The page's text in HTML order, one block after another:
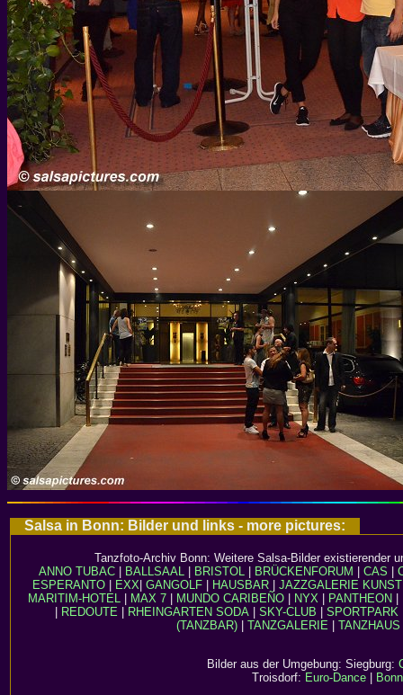
Salsa in Bonn: Bilder und links - more pictures:
Tanzfoto-Archiv Bonn: Weitere Salsa-Bilder existierender
ANNO TUBAC
BALLSAAL BRISTOL BRÜCKENFORUM CAS
ESPERANTO| EXX| GANGOLF| HAUSBAR| JAZZGALERIE
MARITIM-HOTEL
MAX 7 MUNDO CARIBEÑO NYX PANTHEON
REDOUTE RHEINGARTEN SODA SKY-CLUB SPORTPARK
(TANZBAR)| TANZGALERIE| TANZHAUS
Bilder aus der Umgebung: Siegburg:
Troisdorf: Euro-Dance| Bonn